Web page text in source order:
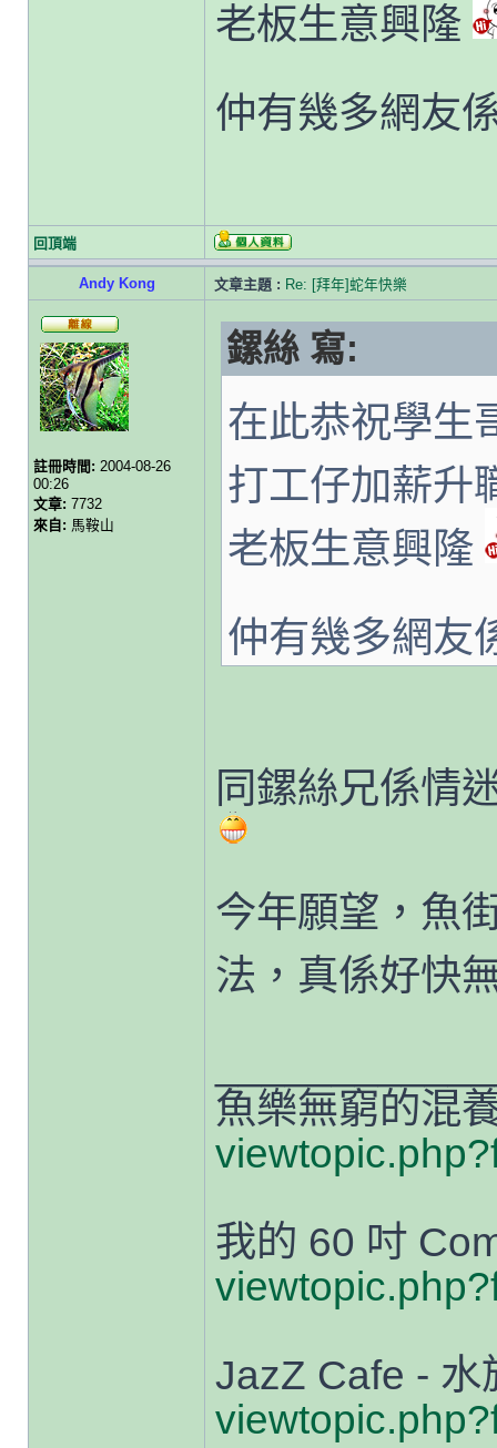
老板生意興隆
仲有幾多網友
回頂端
Andy Kong 文章主題 : Re: [拜年]蛇年快樂
註冊時間: 2004-08-26
00:26
文章: 7732
來自: 馬鞍山
鏍絲 寫:
在此恭祝學生
打工仔加薪升
老板生意興隆
仲有幾多網友
同鏍絲兄係情
今年願望，魚
法，真係好快
魚樂無窮的混
我的 60 吋
JazZ Cafe - 水